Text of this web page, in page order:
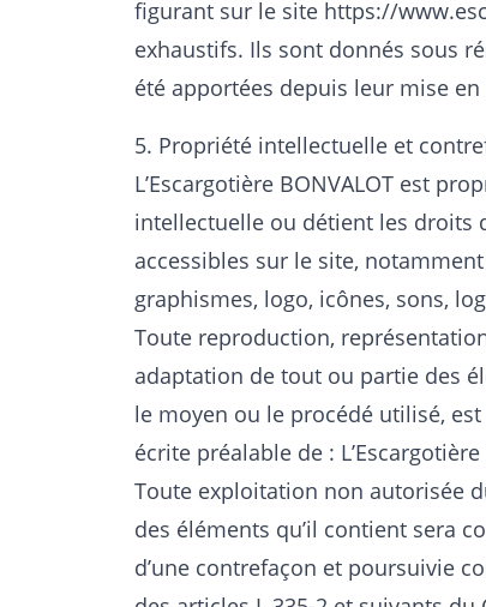
figurant sur le site https://
exhaustifs. Ils sont donnés sous
été apportées depuis leur mise en
5. Propriété intellectuelle et
L’Escargotière BONVALOT est
intellectuelle ou détient les droits
accessibles sur le site,
graphismes, logo, icônes, sons,
Toute reproduction,
adaptation de tout ou partie des
le moyen ou le procédé utilisé,
écrite préalable de : L’Escargotière
Toute exploitation non autorisée
des éléments qu’il contient sera
d’une contrefaçon et poursuivie